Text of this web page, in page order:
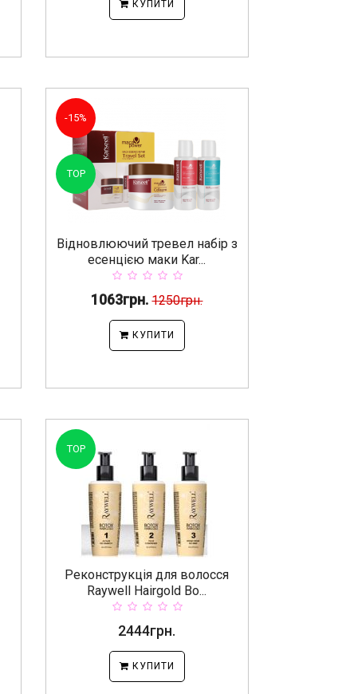
КУПИТИ
-15%
TOP
Відновлюючий тревел набір з
есенцією маки Kar...
1063грн. 1250грн.
КУПИТИ
TOP
Реконструкція для волосся
Raywell Hairgold Bo...
2444грн.
КУПИТИ